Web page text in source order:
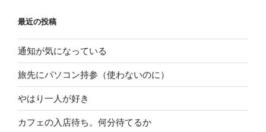
最近の投稿
通知が気になっている
旅先にパソコン持参（使わないのに）
やはり一人が好き
カフェの入店待ち。何分待てるか